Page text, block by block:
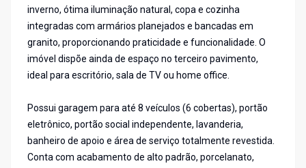
inverno, ótima iluminação natural, copa e cozinha
integradas com armários planejados e bancadas em
granito, proporcionando praticidade e funcionalidade. O
imóvel dispõe ainda de espaço no terceiro pavimento,
ideal para escritório, sala de TV ou home office.
Possui garagem para até 8 veículos (6 cobertas), portão
eletrônico, portão social independente, lavanderia,
banheiro de apoio e área de serviço totalmente revestida.
Conta com acabamento de alto padrão, porcelanato,